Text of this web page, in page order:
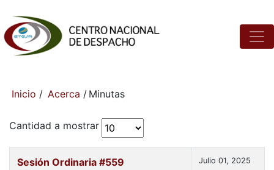
Inicio / Acerca / Minutas
Cantidad a mostrar
Sesión Ordinaria #559
Julio 01, 2025